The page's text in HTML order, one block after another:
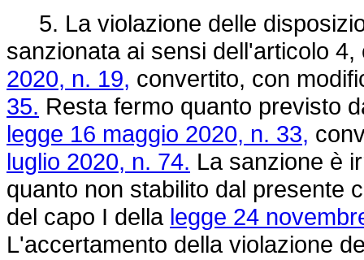
5. La violazione delle
sanzionata ai sensi dell'articolo
2020, n. 19, convertito, con
35. Resta fermo quanto previsto
legge 16 maggio 2020, n. 33,
luglio 2020, n. 74. La sanzione è
quanto non stabilito dal presente
del capo I della legge 24
L'accertamento della violazione